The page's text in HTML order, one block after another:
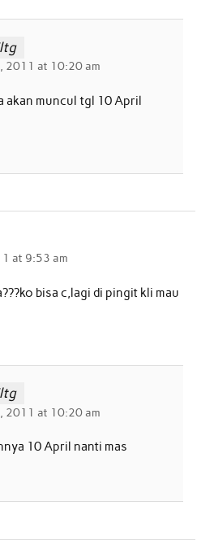
2011 at 10:20 am
akan muncul tgl 10 April
at 9:53 am
bisa c,lagi di pingit kli mau
2011 at 10:20 am
10 April nanti mas